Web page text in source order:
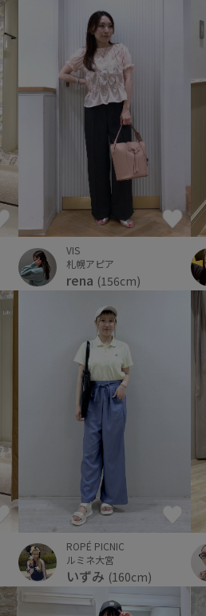
VIS
札幌アピア
rena (156cm)
ROPÉ PICNIC
ルミネ大宮
いずみ (160cm)